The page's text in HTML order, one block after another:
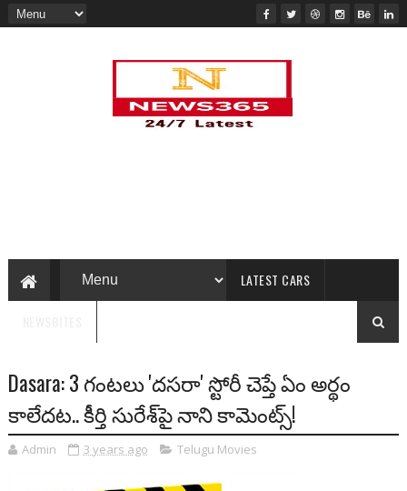
LATEST CARS
Dasara: 3 గంటలు 'దసరా' స్టోరీ చెప్తే ఏం అర్థం
కాలేదట.. కీర్తి సురేశ్‌పై నాని కామెంట్స్!
Admin 3 years ago Telugu Movies